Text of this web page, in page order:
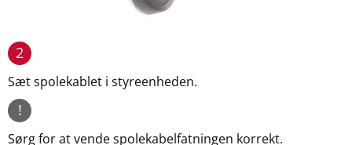
2
Sæt spolekablet i styreenheden.
!
Sørg for at vende spolekabelfatningen korrekt.